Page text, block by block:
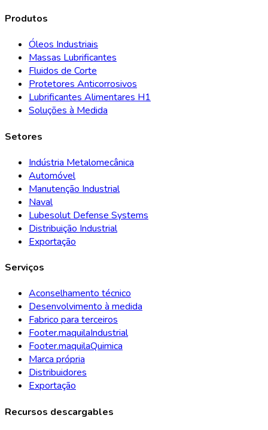
Produtos
Óleos Industriais
Massas Lubrificantes
Fluidos de Corte
Protetores Anticorrosivos
Lubrificantes Alimentares H1
Soluções à Medida
Setores
Indústria Metalomecânica
Automóvel
Manutenção Industrial
Naval
Lubesolut Defense Systems
Distribuição Industrial
Exportação
Serviços
Aconselhamento técnico
Desenvolvimento à medida
Fabrico para terceiros
Footer.maquilaIndustrial
Footer.maquilaQuimica
Marca própria
Distribuidores
Exportação
Recursos descargables